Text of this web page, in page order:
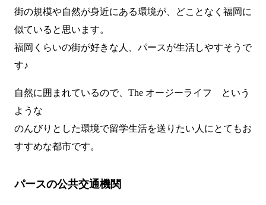
街の規模や自然が身近にある環境が、どことなく福岡に
似ていると思います。
福岡くらいの街が好きな人、パースが生活しやすそうで
す♪
自然に囲まれているので、The オージーライフ という
ような
のんびりとした環境で留学生活を送りたい人にとてもお
すすめな都市です。
パースの公共交通機関